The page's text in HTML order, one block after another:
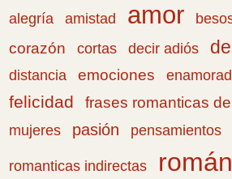
alegría amistad amor
corazón
cortas decir adiós
distancia emociones
felicidad frases romanticas
mujeres
pasión pensamientos
romanticas indirectas